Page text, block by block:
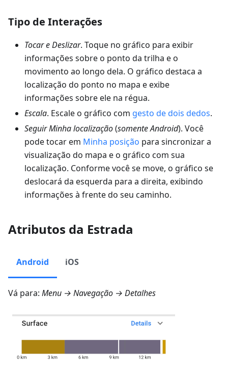
Tipo de Interações
Tocar e Deslizar. Toque no gráfico para exibir
informações sobre o ponto da trilha e o
movimento ao longo dela. O gráfico destaca a
localização do ponto no mapa e exibe
informações sobre ele na régua.
Escala. Escale o gráfico com gesto de dois dedos.
Seguir Minha localização(somente Android). Você
pode tocar em Minha posição para sincronizar a
visualização do mapa e o gráfico com sua
localização. Conforme você se move, o gráfico se
deslocará da esquerda para a direita, exibindo
informações à frente do seu caminho.
Atributos da Estrada
Android iOS
Vá para: Menu → Navegação → Detalhes